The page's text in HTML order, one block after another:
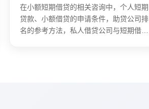
在小额短期借贷的相关咨询中，个人短期
贷款、小额借贷的申请条件，助贷公司排
名的参考方法，私人借贷公司与短期借款